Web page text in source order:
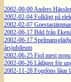
2002-00-00 Anders
2002-02-04 Folkligt på
2002-02-07
2002-06-17 Bild från
2002-06-17
årsjubileum
2002-06-25 Fiol mest
2002-06-26 Låtläger för
2002-11-28 Fogdöns låtar